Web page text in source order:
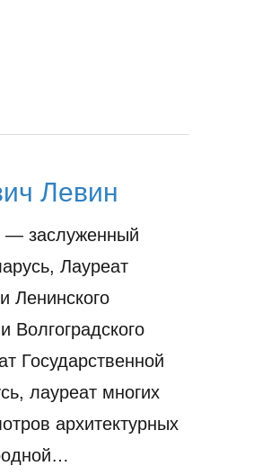
Левин
— заслуженный
Лауреат
Ленинского
Волгоградского
Государственной
лауреат многих
архитектурных